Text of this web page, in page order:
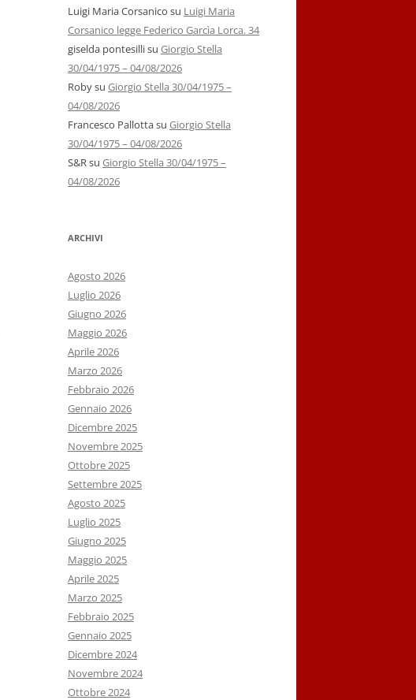
Luigi Maria Corsanico su Luigi Maria
Corsanico legge Federico Garcìa Lorca. 34
giselda pontesillisu Giorgio Stella
30/04/1975 – 04/08/2026
Robysu Giorgio Stella 30/04/1975 –
04/08/2026
Francesco Pallottasu Giorgio Stella
30/04/1975 – 04/08/2026
S&Rsu Giorgio Stella 30/04/1975 –
04/08/2026
ARCHIVI
Agosto 2026
Luglio 2026
Giugno 2026
Maggio 2026
Aprile 2026
Marzo 2026
Febbraio 2026
Gennaio 2026
Dicembre 2025
Novembre 2025
Ottobre 2025
Settembre 2025
Agosto 2025
Luglio 2025
Giugno 2025
Maggio 2025
Aprile 2025
Marzo 2025
Febbraio 2025
Gennaio 2025
Dicembre 2024
Novembre 2024
Ottobre 2024